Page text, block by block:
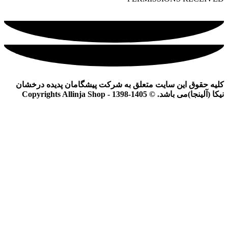
کلیه حقوق این سایت متعلق به شرکت پیشگامان پدیده درخشان
نیکا (آلینجا)می باشد. © Copyrights Allinja Shop - 1398-1405